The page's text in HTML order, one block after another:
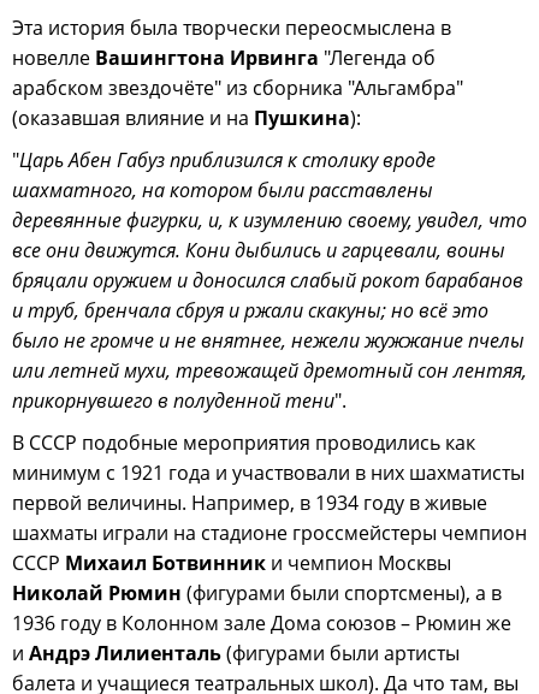
Эта история была творчески переосмыслена в
новелле Вашингтона Ирвинга "Легенда об
арабском звездочёте" из сборника "Альгамбра"
(оказавшая влияние и на Пушкина):
"Царь Абен Габуз приблизился к столику вроде
шахматного, на котором были расставлены
деревянные фигурки, и, к изумлению своему, увидел, что
все они движутся. Кони дыбились и гарцевали, воины
бряцали оружием и доносился слабый рокот барабанов
и труб, бренчала сбруя и ржали скакуны; но всё это
было не громче и не внятнее, нежели жужжание пчелы
или летней мухи, тревожащей дремотный сон лентяя,
прикорнувшего в полуденной тени".
В СССР подобные мероприятия проводились как
минимум с 1921 года и участвовали в них шахматисты
первой величины. Например, в 1934 году в живые
шахматы играли на стадионе гроссмейстеры чемпион
СССР Михаил Ботвинник и чемпион Москвы
Николай Рюмин (фигурами были спортсмены), а в
1936 году в Колонном зале Дома союзов – Рюмин же
и Андрэ Лилиенталь(фигурами были артисты
балета и учащиеся театральных школ). Да что там, вы